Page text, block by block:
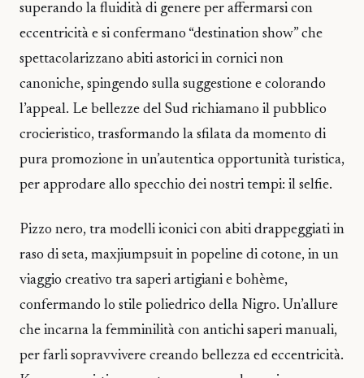
superando la fluidità di genere per affermarsi con
eccentricità e si confermano “destination show” che
spettacolarizzano abiti astorici in cornici non
canoniche, spingendo sulla suggestione e colorando
l’appeal. Le bellezze del Sud richiamano il pubblico
crocieristico, trasformando la sfilata da momento di
pura promozione in un’autentica opportunità turistica,
per approdare allo specchio dei nostri tempi: il selfie.
Pizzo nero, tra modelli iconici con abiti drappeggiati in
raso di seta, maxjiumpsuit in popeline di cotone, in un
viaggio creativo tra saperi artigiani e bohème,
confermando lo stile poliedrico della Nigro. Un’allure
che incarna la femminilità con antichi saperi manuali,
per farli sopravvivere creando bellezza ed eccentricità.